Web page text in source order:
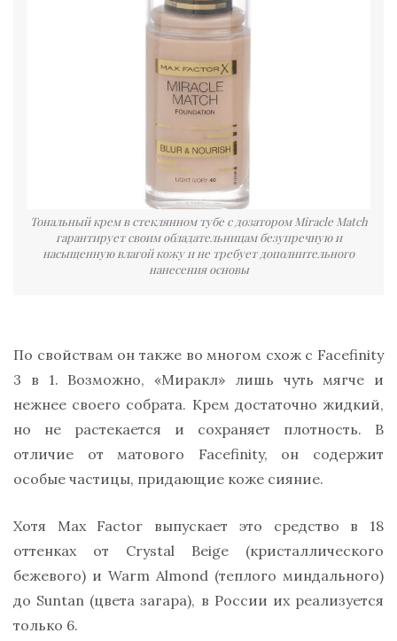
Тональный крем в стеклянном тубе с дозатором Miracle Match
гарантирует своим обладательницам безупречную и
насыщенную влагой кожу и не требует дополнительного
нанесения основы
По свойствам он также во многом схож с Facefinity
3 в 1. Возможно, «Миракл» лишь чуть мягче и
нежнее своего собрата. Крем достаточно жидкий,
но не растекается и сохраняет плотность. В
отличие от матового Facefinity, он содержит
особые частицы, придающие коже сияние.
Хотя Max Factor выпускает это средство в 18
оттенках от Crystal Beige (кристаллического
бежевого) и Warm Almond (теплого миндального)
до Suntan (цвета загара), в России их реализуется
только 6.